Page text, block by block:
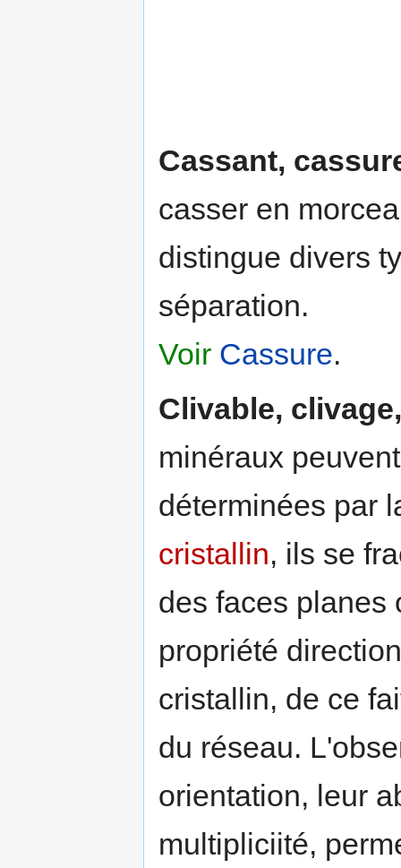
Cassant,
casser en
distingue divers
séparation.
Voir Cassure.
Clivable,
minéraux
déterminées par
cristallin, ils se
des faces planes
propriété
cristallin, de ce
du réseau.
orientation, leur
multipliciité,